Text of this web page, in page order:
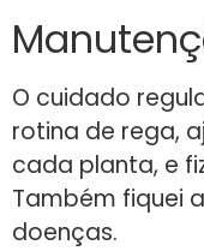
O cuidado
rotina de rega,
cada planta, e
Também fiquei
doenças.